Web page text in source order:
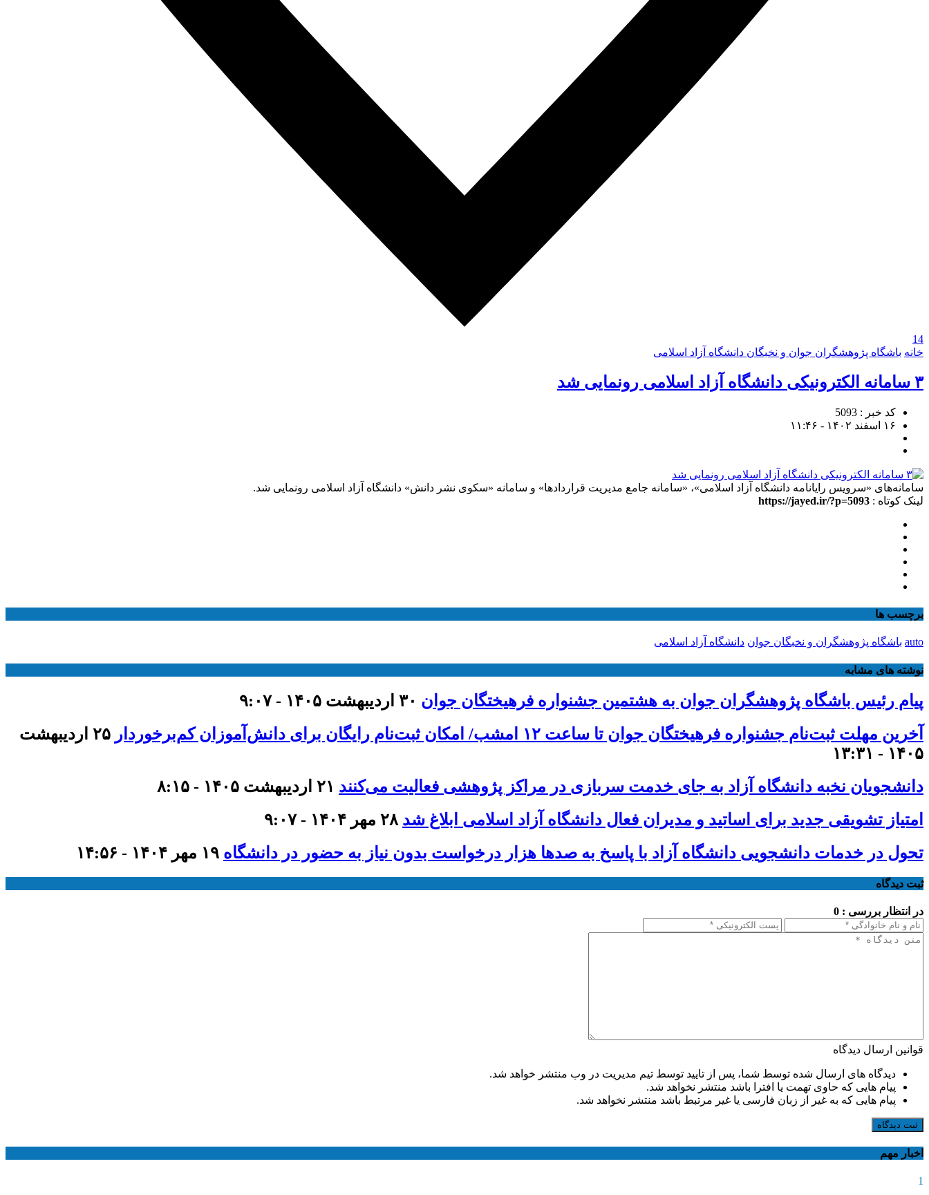
14
خانه باشگاه پژوهشگران جوان و نخبگان دانشگاه آزاد اسلامی
۳ سامانه الکترونیکی دانشگاه آزاد اسلامی رونمایی شد
کد خبر : 5093
۱۶ اسفند ۱۴۰۲ - ۱۱:۴۶
سامانه‌های «سرویس رایانامه دانشگاه آزاد اسلامی»، «سامانه جامع مدیریت قراردادها» و سامانه «سکوی نشر دانش» دانشگاه آزاد اسلامی رونمایی شد.
لینک کوتاه : https://jayed.ir/?p=5093
برچسب ها
auto باشگاه پژوهشگران و نخبگان جوان دانشگاه آزاد اسلامی
نوشته های مشابه
پیام رئیس باشگاه پژوهشگران جوان به هشتمین جشنواره فرهیختگان جوان ۳۰ اردیبهشت ۱۴۰۵ - ۹:۰۷
آخرین مهلت ثبت‌نام جشنواره فرهیختگان جوان تا ساعت ۱۲ امشب/ امکان ثبت‌نام رایگان برای دانش‌آموزان کم‌برخوردار
۲۵ اردیبهشت
۱۴۰۵ - ۱۳:۳۱
دانشجویان نخبه دانشگاه آزاد به جای خدمت سربازی در مراکز پژوهشی فعالیت می‌کنند ۲۱ اردیبهشت ۱۴۰۵ - ۸:۱۵
امتیاز تشویقی جدید برای اساتید و مدیران فعال دانشگاه آزاد اسلامی ابلاغ شد ۲۸ مهر ۱۴۰۴ - ۹:۰۷
تحول در خدمات دانشجویی دانشگاه آزاد با پاسخ به صدها هزار درخواست بدون نیاز به حضور در دانشگاه ۱۹ مهر ۱۴۰۴ - ۱۴:۵۶
ثبت دیدگاه
در انتظار بررسی : 0
قوانین ارسال دیدگاه
دیدگاه های ارسال شده توسط شما، پس از تایید توسط تیم مدیریت در وب منتشر خواهد شد.
پیام هایی که حاوی تهمت یا افترا باشد منتشر نخواهد شد.
پیام هایی که به غیر از زبان فارسی یا غیر مرتبط باشد منتشر نخواهد شد.
ثبت دیدگاه
اخبار مهم
1